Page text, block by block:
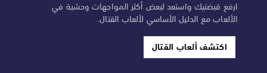
ارفع قبضتيك واستعد لبعض أكثر المواجهات وحشية في
الألعاب مع الدليل الأساسي لألعاب القتال.
اكتشف ألعاب القتال